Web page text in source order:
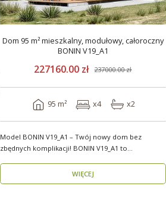
Dom 95 m² mieszkalny, modułowy, całoroczny
BONIN V19_A1
227160.00 zł 237000.00 zł
95 m² x4 x2
Model BONIN V19_A1 – Twój nowy dom bez
zbędnych komplikacji! BONIN V19_A1 to
WIĘCEJ